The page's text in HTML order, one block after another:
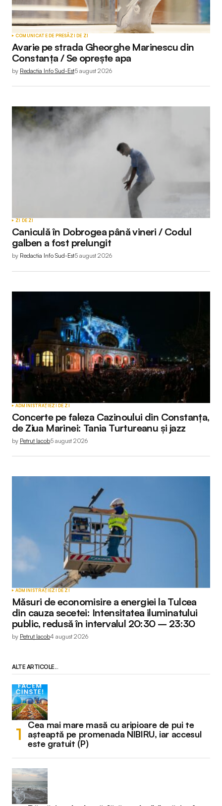
COMUNICATE DE PRESĂZI DE ZI
Avarie pe strada Gheorghe Marinescu din
Constanța / Se oprește apa
by Redactia Info Sud-Est5 august 2026
ZI DE ZI
Caniculă în Dobrogea până vineri / Codul
galben a fost prelungit
by Redactia Info Sud-Est5 august 2026
ADMINISTRAȚIEZI DE ZI
Concerte pe faleza Cazinoului din Constanța,
de Ziua Marinei: Tania Turtureanu și jazz
by Petruț Iacob5 august 2026
ADMINISTRAȚIEZI DE ZI
Măsuri de economisire a energiei la Tulcea
din cauza secetei: Intensitatea iluminatului
public, redusă în intervalul 20:30 – 23:30
by Petruț Iacob4 august 2026
ALTE ARTICOLE...
Cea mai mare masă cu aripioare de pui te
așteaptă pe promenada NIBIRU, iar accesul
este gratuit (P)